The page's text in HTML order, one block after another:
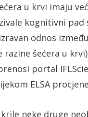
u krvi imaju
kognitivni
odnos
šećera u
portal
ELSA
neke druge